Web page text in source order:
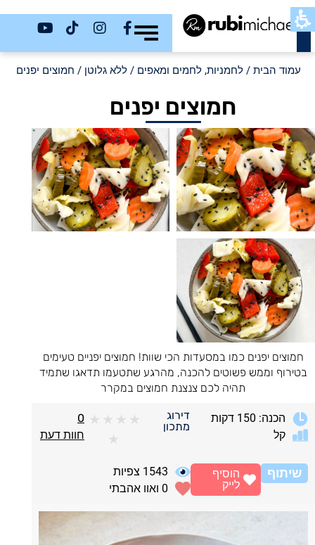
כשר
עמוד הבית / לחמניות, לחמים ומאפים / ללא גלוטן / חמוצים יפנים
חמוצים יפנים
חמוצים יפנים כמו במסעדות הכי שוות! חמוצים יפניים טעימים
בטירוף וממש פשוטים להכנה, מהרגע שתטעמו תדאגו שתמיד
תהיה לכם צנצנת חמוצים במקרר
הכנה: 150 דקות
קל
דירוג
מתכון
★
★
★
★
★
0
חוות דעת
שיתוף 1543 צפיות
0 ואוו אהבתי
הוסיף
לייק